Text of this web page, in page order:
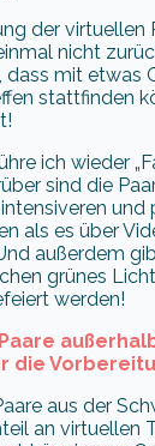
der virtuellen
nicht
dass mit etwas
stattfinden
ich wieder
sind die
und
als es über
außerdem
grünes
werden!
die
aus der
an virtuellen